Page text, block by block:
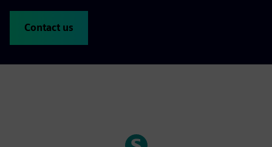
Contact us